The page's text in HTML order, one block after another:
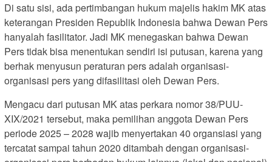
Di satu sisi, ada pertimbangan hukum majelis hakim MK atas
keterangan Presiden Republik Indonesia bahwa Dewan Pers
hanyalah fasilitator. Jadi MK menegaskan bahwa Dewan
Pers tidak bisa menentukan sendiri isi putusan, karena yang
berhak menyusun peraturan pers adalah organisasi-
organisasi pers yang difasilitasi oleh Dewan Pers.
Mengacu dari putusan MK atas perkara nomor 38/PUU-
XIX/2021 tersebut, maka pemilihan anggota Dewan Pers
periode 2025 – 2028 wajib menyertakan 40 organsiasi yang
tercatat sampai tahun 2020 ditambah dengan organisasi-